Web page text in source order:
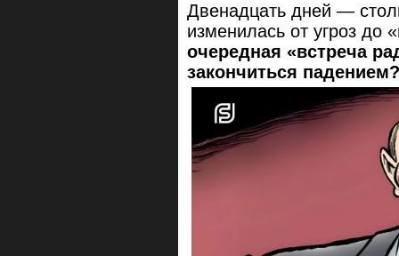
Двенадцать дней —
изменилась от угроз
очередная «встреча
закончиться падением?